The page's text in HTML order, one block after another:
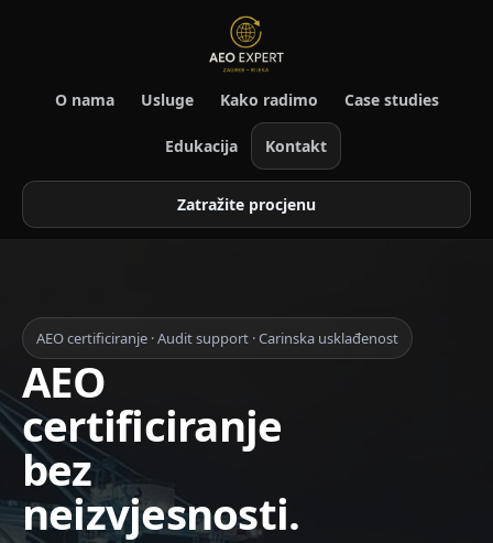
O nama Usluge Kako radimo Case studies
Edukacija Kontakt
Zatražite procjenu
AEO certificiranje · Audit support · Carinska usklađenost
AEO
certificiranje
bez
neizvjesnosti.